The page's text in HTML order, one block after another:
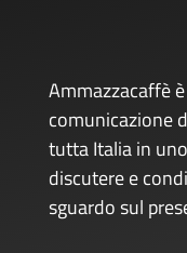
Ammazzacaffè
comunicazione
tutta Italia in
discutere e
sguardo sul